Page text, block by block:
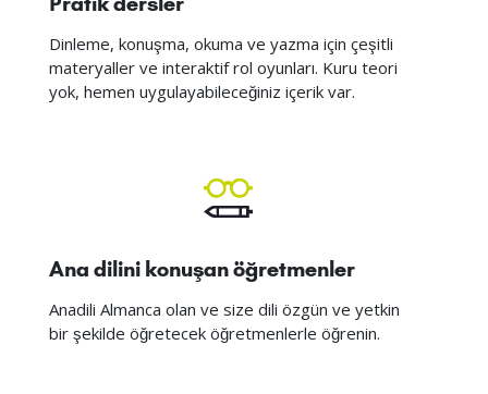
Dinleme, konuşma, okuma ve yazma için çeşitli
materyaller ve interaktif rol oyunları. Kuru teori
yok, hemen uygulayabileceğiniz içerik var.
Ana dilini konuşan öğretmenler
Anadili Almanca olan ve size dili özgün ve yetkin
bir şekilde öğretecek öğretmenlerle öğrenin.